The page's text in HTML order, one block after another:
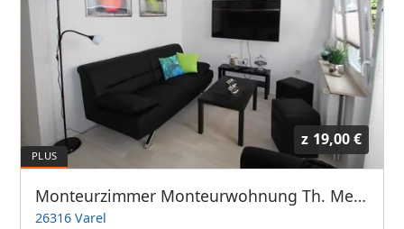
z 19,00 €
Monteurzimmer Monteurwohnung Th. Meyer Varel free WIFI
26316 Varel